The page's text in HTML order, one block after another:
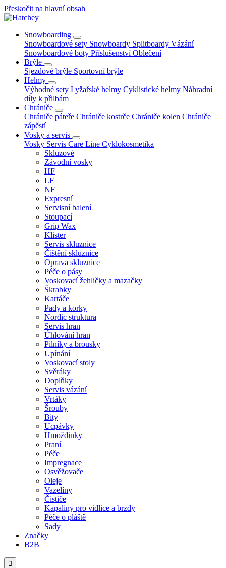
Přeskočit na hlavní obsah
Snowboarding
Snowboardové sety Snowboardy Splitboardy Vázání
Snowboardové boty PříslušenstvíOblečení
Brýle
Sjezdové brýle Sportovní brýle
Helmy
Výhodné sety Lyžařské helmy Cyklistické helmy Náhradní
díly k přilbám
Chrániče
Chrániče páteře Chrániče kostrče Chrániče kolen Chrániče
zápěstí
Vosky a servis
Vosky Servis Care Line Cyklokosmetika
Skluzové
Závodní vosky
HF
LF
NF
Expresní
Servisní balení
Stoupací
Grip Wax
Klister
Servis skluznice
Čištění skluznice
Oprava skluznice
Péče o pásy
Voskovací žehličky a mazačky
Škrabky
Kartáče
Pady a korky
Nordic struktura
Servis hran
Úhlování hran
Pilníky a brousky
Upínání
Voskovací stoly
Svěráky
Doplňky
Servis vázání
Vrtáky
Šrouby
Bity
Ucpávky
Hmoždinky
Praní
Péče
Impregnace
Osvěžovače
Oleje
Vazelíny
Čističe
Kapaliny pro vidlice a brzdy
Péče o pláště
Sady
Značky
B2B
